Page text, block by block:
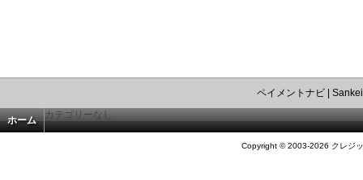
ペイメントナビ|
ホーム カテゴリーなし
Copyright © 2003-2026 クレジ